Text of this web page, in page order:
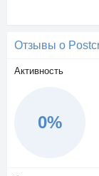
Отзывы о
Активность
0%